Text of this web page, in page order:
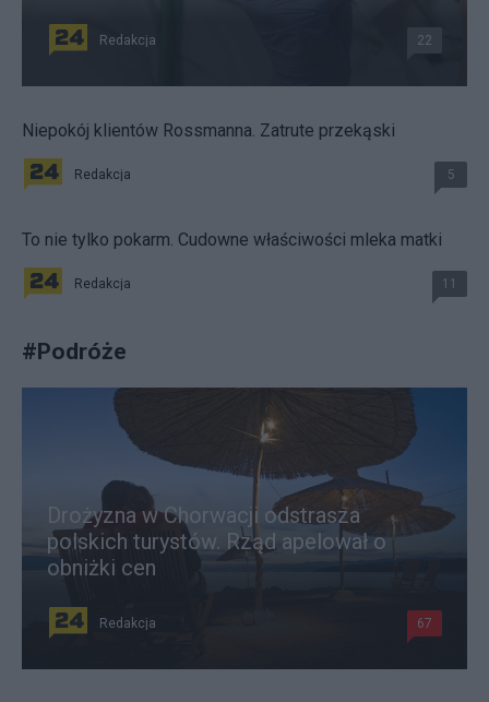
Redakcja 22
Niepokój klientów Rossmanna. Zatrute przekąski
Redakcja 5
To nie tylko pokarm. Cudowne właściwości mleka matki
Redakcja 11
#Podróże
Drożyzna w Chorwacji odstrasza
polskich turystów. Rząd apelował o
obniżki cen
Redakcja 67